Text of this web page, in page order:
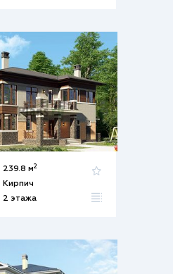
239.8 м2
Кирпич
2 этажа